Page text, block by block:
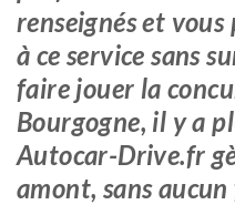
renseignés et
à ce service sans
faire jouer la
Bourgogne, il y a
Autocar-Drive.fr
amont, sans aucun